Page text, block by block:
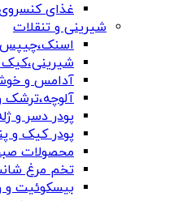
غذای
شیرینی و تنقلات
شیرینی،کیک
آدامس و
آلوچه،ترشک
پودر دسر و
پودر کیک و
محصولات
تخم مرغ
بیسکوئیت و